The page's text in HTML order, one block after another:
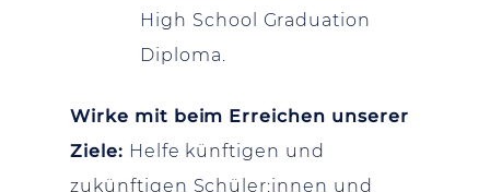
High School Graduation
Diploma.
Wirke mit beim Erreichen unserer
Ziele: Helfe künftigen und
zukünftigen Schüler:innen und